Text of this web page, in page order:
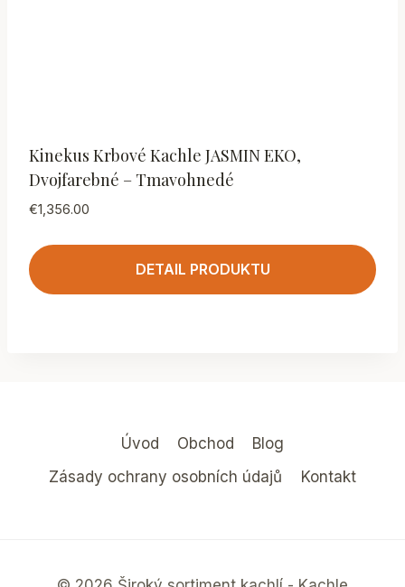
Kinekus Krbové Kachle JASMIN EKO,
Dvojfarebné – Tmavohnedé
€1,356.00
DETAIL PRODUKTU
Úvod Obchod
Blog
Zásady ochrany osobních údajů
Kontakt